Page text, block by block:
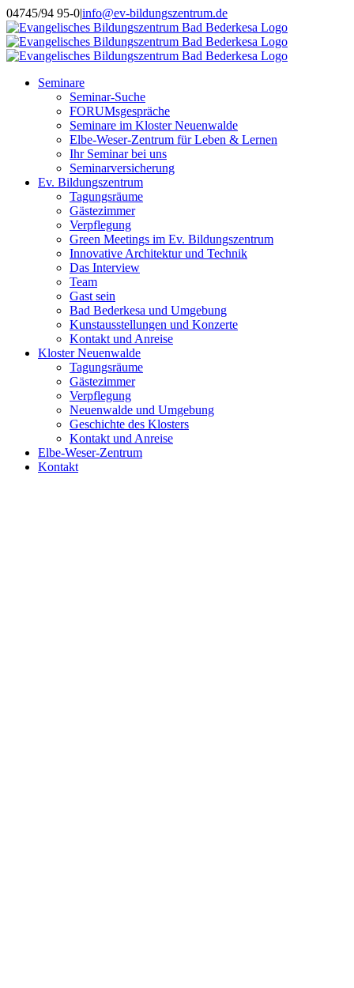
Skip
to
content
Instagram
04745/94 95-0|info@ev-bildungszentrum.de
Seminare
Seminar-Suche
FORUMsgespräche
Seminare im Kloster Neuenwalde
Elbe-Weser-Zentrum für Leben & Lernen
Ihr Seminar bei uns
Seminarversicherung
Ev. Bildungszentrum
Tagungsräume
Gästezimmer
Verpflegung
Green Meetings im Ev. Bildungszentrum
Innovative Architektur und Technik
Das Interview
Team
Gast sein
Bad Bederkesa und Umgebung
Kunstausstellungen und Konzerte
Kontakt und Anreise
Kloster Neuenwalde
Tagungsräume
Gästezimmer
Verpflegung
Neuenwalde und Umgebung
Geschichte des Klosters
Kontakt und Anreise
Elbe-Weser-Zentrum
Kontakt